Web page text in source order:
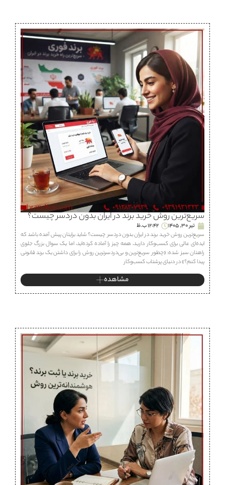
سریع‌ترین روش خرید برند در ایران بدون دردسر چیست؟
تیر 30, 1405
12:42 ب.ظ
سریع‌ترین روش خرید برند در ایران بدون دردسر چیست؟ شاید برایتان پیش آمده باشد که
ایده‌ای عالی برای کسب‌وکار دارید، همه چیز را آماده کرده‌اید، اما یک سوال بزرگ جلوی
راهتان سبز شده: «چطور سریع‌ترین و بی‌دردسرترین روش را برای داشتن یک برند قانونی
پیدا کنم؟» در دنیای پرشتاب کسب‌وکار
مشاهده